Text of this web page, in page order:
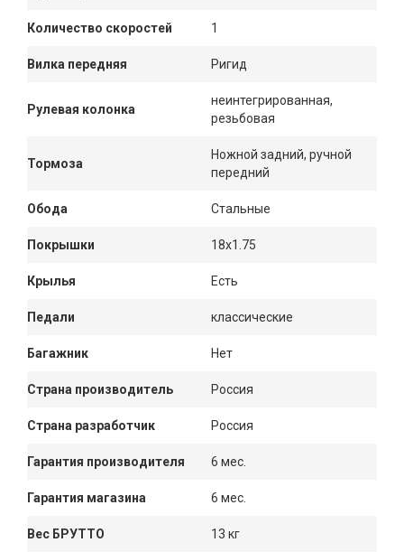
Количество скоростей 1
Вилка передняя Ригид
Рулевая колонка
неинтегрированная,
резьбовая
Тормоза
Ножной задний, ручной
передний
Обода Стальные
Покрышки 18x1.75
Крылья Есть
Педали классические
Багажник Нет
Страна производитель Россия
Страна разработчик Россия
Гарантия производителя 6 мес.
Гарантия магазина 6 мес.
Вес БРУТТО 13 кг